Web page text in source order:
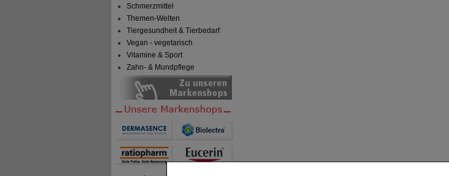
Schmerzmittel
Themen-Welten
Tiergesundheit & Tierbedarf
Vegan - vegetarisch
Vitamine & Sport
Zahn- & Mundpflege